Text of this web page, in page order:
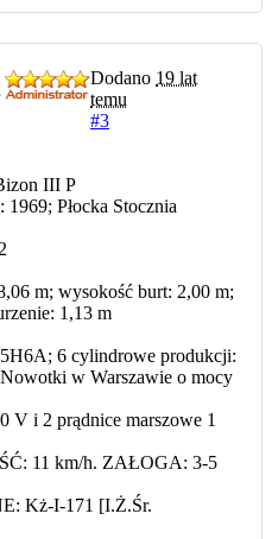
Dodano 19 lat
temu
#3
III P
Płocka Stocznia
m; wysokość burt: 2,00 m;
1,13 m
6 cylindrowe produkcji:
w Warszawie o mocy
V i 2 prądnice marszowe 1
11 km/h. ZAŁOGA: 3-5
Kż-I-171 [I.Ż.Śr.